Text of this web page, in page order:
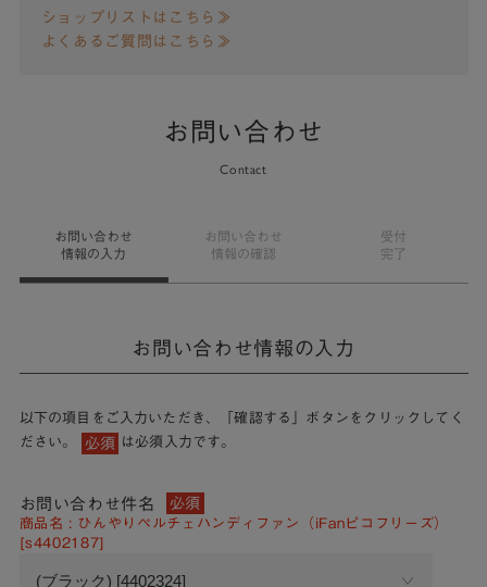
ショップリストはこちら≫
よくあるご質問はこちら≫
お問い合わせ
Contact
お問い合わせ
情報の入力
お問い合わせ
情報の確認
受付
完了
お問い合わせ情報の入力
以下の項目をご入力いただき、「確認する」ボタンをクリックしてく
ださい。
必須 は必須入力です。
お問い合わせ件名 必須
商品名 : ひんやりペルチェハンディファン（iFanピコフリーズ）
[s4402187]